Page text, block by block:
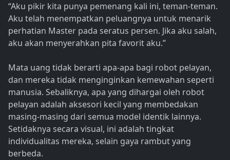
“Aku pikir kita punya pemenang kali ini, teman-teman.
Aku telah menempatkan peluangnya untuk menarik
perhatian Master pada seratus persen. Jika aku salah,
aku akan menyerahkan pita favorit aku.”
Mata uang tidak berarti apa-apa bagi robot pelayan,
dan mereka tidak menginginkan kemewahan seperti
manusia. Sebaliknya, apa yang dihargai oleh robot
pelayan adalah aksesori kecil yang membedakan
masing-masing dari semua model identik lainnya.
Setidaknya secara visual, ini adalah tingkat
individualitas mereka, selain gaya rambut yang
berbeda.